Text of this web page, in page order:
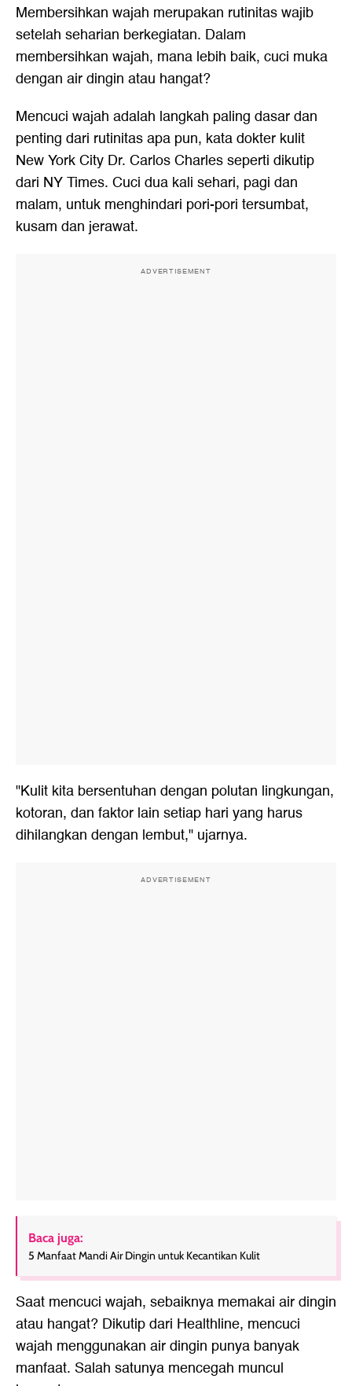
Membersihkan wajah merupakan rutinitas wajib
setelah seharian berkegiatan. Dalam
membersihkan wajah, mana lebih baik, cuci muka
dengan air dingin atau hangat?
Mencuci wajah adalah langkah paling dasar dan
penting dari rutinitas apa pun, kata dokter kulit
New York City Dr. Carlos Charles seperti dikutip
dari NY Times. Cuci dua kali sehari, pagi dan
malam, untuk menghindari pori-pori tersumbat,
kusam dan jerawat.
ADVERTISEMENT
"Kulit kita bersentuhan dengan polutan lingkungan,
kotoran, dan faktor lain setiap hari yang harus
dihilangkan dengan lembut," ujarnya.
ADVERTISEMENT
Baca juga:
5 Manfaat Mandi Air Dingin untuk Kecantikan Kulit
Saat mencuci wajah, sebaiknya memakai air dingin
atau hangat? Dikutip dari Healthline, mencuci
wajah menggunakan air dingin punya banyak
manfaat. Salah satunya mencegah muncul